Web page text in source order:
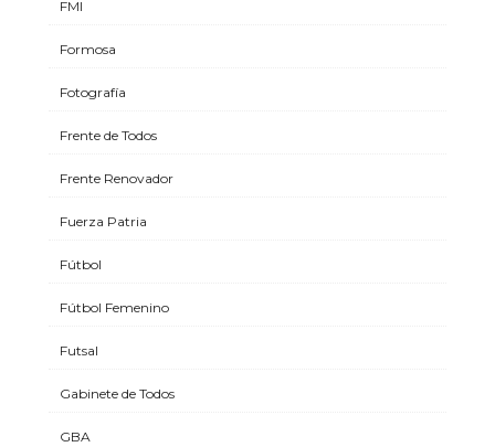
FMI
Formosa
Fotografía
Frente de Todos
Frente Renovador
Fuerza Patria
Fútbol
Fútbol Femenino
Futsal
Gabinete de Todos
GBA